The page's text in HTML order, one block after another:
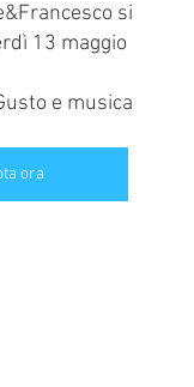
si
13 maggio
e musica
ora